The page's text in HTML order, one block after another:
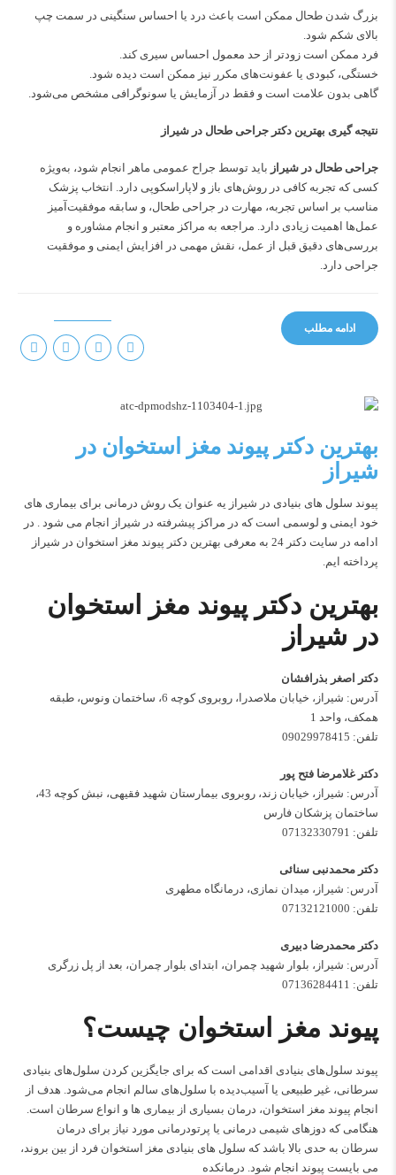
بزرگ شدن طحال ممکن است باعث درد یا احساس سنگینی در سمت چپ
بالای شکم شود.
فرد ممکن است زودتر از حد معمول احساس سیری کند.
خستگی، کبودی یا عفونت‌های مکرر نیز ممکن است دیده شود.
گاهی بدون علامت است و فقط در آزمایش یا سونوگرافی مشخص می‌شود.
نتیجه گیری بهترین دکتر جراحی طحال در شیراز
جراحی طحال در شیراز باید توسط جراح عمومی ماهر انجام شود، به‌ویژه
کسی که تجربه کافی در روش‌های باز و لاپاراسکوپی دارد. انتخاب پزشک
مناسب بر اساس تجربه، مهارت در جراحی طحال، و سابقه موفقیت‌آمیز
عمل‌ها اهمیت زیادی دارد. مراجعه به مراکز معتبر و انجام مشاوره و
بررسی‌های دقیق قبل از عمل، نقش مهمی در افزایش ایمنی و موفقیت
جراحی دارد.
ادامه مطلب
بهترین دکتر پیوند مغز استخوان در
شیراز
پیوند سلول های بنیادی در شیراز یه عنوان یک روش درمانی برای بیماری های
خود ایمنی و لوسمی است که در مراکز پیشرفته در شیراز انجام می شود . در
ادامه در سایت دکتر 24 به معرفی بهترین دکتر پیوند مغز استخوان در شیراز
پرداخته ایم.
بهترین دکتر پیوند مغز استخوان
در شیراز
دکتر اصغر بذرافشان
آدرس: شیراز، خیابان ملاصدرا، روبروی کوچه 6، ساختمان ونوس، طبقه
همکف، واحد 1
تلفن: 09029978415
دکتر غلامرضا فتح پور
آدرس: شیراز، خیابان زند، روبروی بیمارستان شهید فقیهی، نبش کوچه 43،
ساختمان پزشکان فارس
تلفن: 07132330791
دکتر محمدنبی سنائی
آدرس: شیراز، میدان نمازی، درمانگاه مطهری
تلفن: 07132121000
دکتر محمدرضا دبیری
آدرس: شیراز، بلوار شهید چمران، ابتدای بلوار چمران، بعد از پل زرگری
تلفن: 07136284411
پیوند مغز استخوان چیست؟
پیوند سلول‌های بنیادی اقدامی است که برای جایگزین کردن سلول‌های بنیادی
سرطانی، غیر طبیعی یا آسیب‌دیده با سلول‌های سالم انجام می‌شود. هدف از
انجام پیوند مغز استخوان، درمان بسیاری از بیماری ها و انواع سرطان است.
هنگامی که دوزهای شیمی درمانی یا پرتودرمانی مورد نیاز برای درمان
سرطان به حدی بالا باشد که سلول های بنیادی مغز استخوان فرد از بین بروند،
می بایست پیوند انجام شود. درمانکده